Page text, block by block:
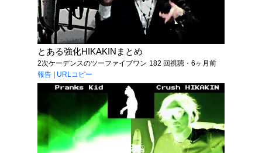
とある強化HIKAKINまとめ
2次ケーデンスのツーファイブワン 182 回視聴・6ヶ月前
報告
URLコピー